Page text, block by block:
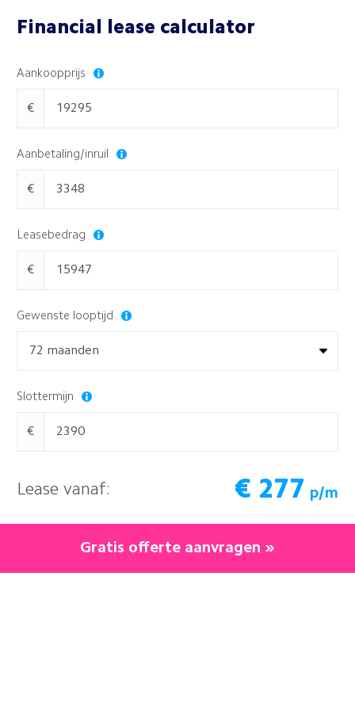
Financial lease calculator
Aankoopprijs
€
Aanbetaling/inruil
€
Leasebedrag
€
Gewenste looptijd
Slottermijn
€
Lease vanaf: € 277 p/m
Gratis offerte aanvragen »